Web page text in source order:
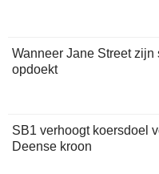
Wanneer Jane Street
opdoekt
SB1 verhoogt koersdoel
Deense kroon